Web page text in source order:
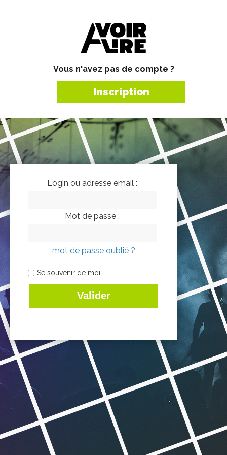
Vous n'avez pas de compte ?
Inscription
Login ou adresse email :
Mot de passe :
mot de passe oublié ?
Se souvenir de moi